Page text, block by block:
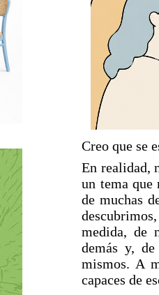
Creo que se
En realidad,
un tema que
de muchas
medida, de
demás y,
mismos. A
capaces de